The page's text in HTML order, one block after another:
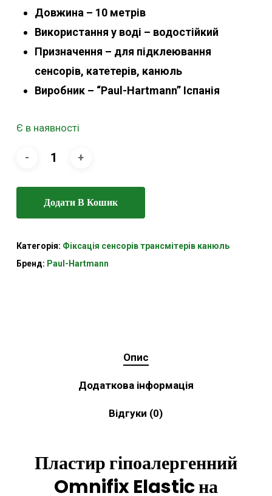
Довжина – 10 метрів
Використання у воді – водостійкий
Призначення – для підклеювання
сенсорів, катетерів, канюль
Виробник – “Paul-Hartmann” Іспанія
Є в наявності
Додати В Кошик
Категорія: Фіксація сенсорів трансмітерів канюль
Бренд: Paul-Hartmann
Опис
Додаткова інформація
Відгуки (0)
Пластир гіпоалергенний
Omnifix Elastic на